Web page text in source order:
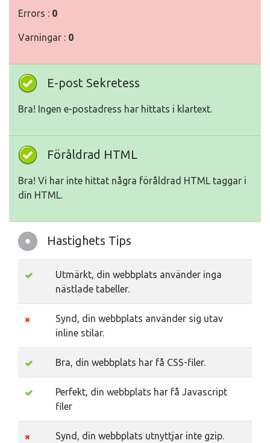
Errors : 0
Varningar : 0
E-post Sekretess
Bra! Ingen e-postadress har hittats i klartext.
Föråldrad HTML
Bra! Vi har inte hittat några föråldrad HTML taggar i
din HTML.
Hastighets Tips
Utmärkt, din webbplats använder inga
nästlade tabeller.
Synd, din webbplats använder sig utav
inline stilar.
Bra, din webbplats har få CSS-filer.
Perfekt, din webbplats har få Javascript
filer
Synd, din webbplats utnyttjar inte gzip.